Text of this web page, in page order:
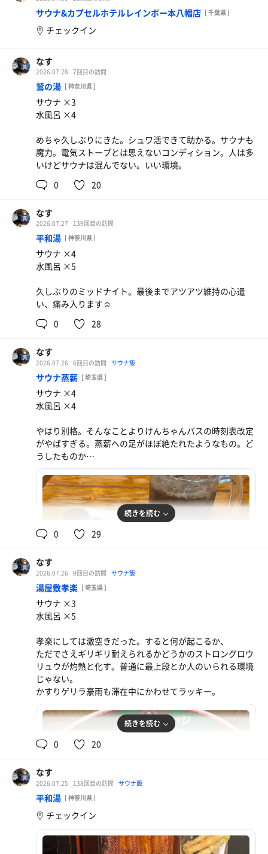
サウナ&カプセルホテルレインボー本八幡店 [ 千葉県 ]
チェックイン
なす
2026.07.28 7回目の訪問
鷲の湯 [ 神奈川県 ]
サウナ ×3
水風呂 ×4
めちゃ久しぶりにきた。シュワ活できて助かる。サウナも
魔力。電気ストーブとは思えないコンディション。人は多
いけどサウナは混んでない。いい環境。
0
20
なす
2026.07.27 139回目の訪問
平和湯 [ 神奈川県 ]
サウナ ×4
水風呂 ×5
久しぶりのミッドナイト。最後までアツアツ維持の心遣
い、痛み入ります☺️
0
28
なす
2026.07.26 6回目の訪問 サウナ飯
サウナ蒸薪 [ 埼玉県 ]
サウナ ×4
水風呂 ×4
やはり別格。そんなことよりけんちゃんバスの時刻表改定
がやばすぎる。蒸薪への足がほぼ絶たれたようなもの。ど
うしたものか…
ケーキセット
鉄板になりつつある
続きを読む
0 29
なす
2026.07.26 9回目の訪問 サウナ飯
湯屋敷孝楽 [ 埼玉県 ]
サウナ ×3
水風呂 ×5
孝楽にしては激空きだった。すると何が起こるか、
ただでさえギリギリ耐えられるかどうかのストロングロウ
リュウが灼熱と化す。普通に最上段とか人のいられる環境
じゃない。
かすりゲリラ豪雨も滞在中にかわせてラッキー。
続きを読む
0 20
なす
2026.07.25 138回目の訪問 サウナ飯
平和湯 [ 神奈川県 ]
チェックイン